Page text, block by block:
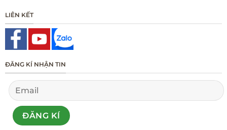
12/08/2025
[Kỳ 1] Quản lý bệnh hại quan trọng trong
mùa mưa trên cây sầu riêng
LIÊN KẾT
ĐĂNG KÍ NHẬN TIN